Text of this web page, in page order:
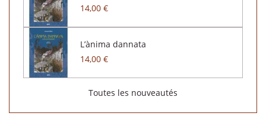
14,00 €
L’ànima dannata
14,00 €
Toutes les nouveautés